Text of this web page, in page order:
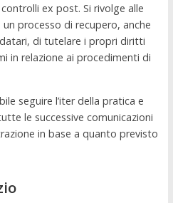
ex post. Si rivolge alle
processo di recupero, anche
di tutelare i propri diritti
in relazione ai procedimenti di
seguire l’iter della pratica e
le successive comunicazioni
in base a quanto previsto